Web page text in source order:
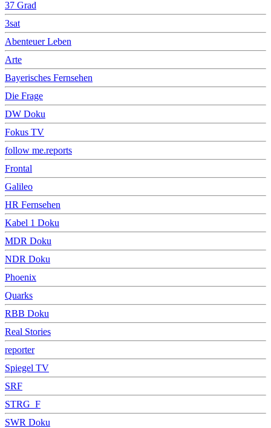
37 Grad
3sat
Abenteuer Leben
Arte
Bayerisches Fernsehen
Die Frage
DW Doku
Fokus TV
follow me.reports
Frontal
Galileo
HR Fernsehen
Kabel 1 Doku
MDR Doku
NDR Doku
Phoenix
Quarks
RBB Doku
Real Stories
reporter
Spiegel TV
SRF
STRG_F
SWR Doku